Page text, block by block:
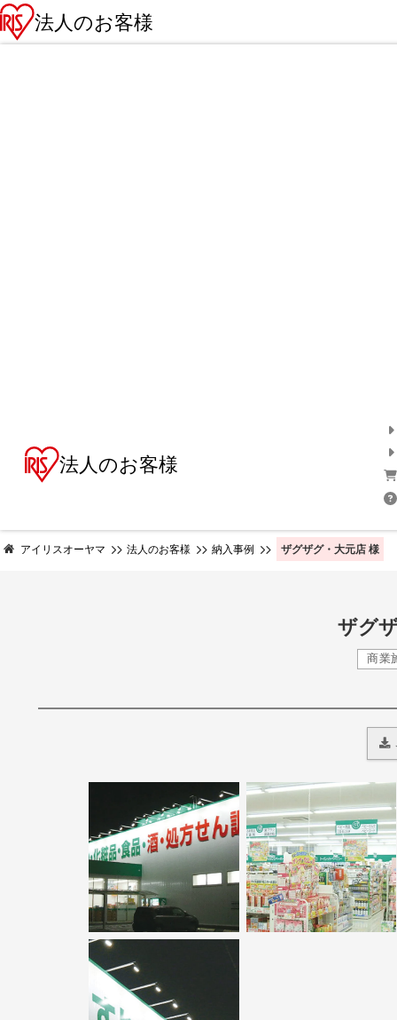
法人のお客様
法人のお客様
アイリスオーヤマ 法人のお客様 納入事例 ザグザグ・大元店 様
ザグ
商業